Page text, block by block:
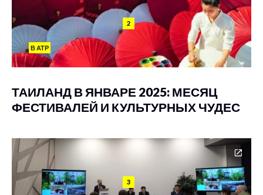
2
В АТР
ТАИЛАНД В ЯНВАРЕ 2025: МЕСЯЦ
ФЕСТИВАЛЕЙ И КУЛЬТУРНЫХ ЧУДЕС
3